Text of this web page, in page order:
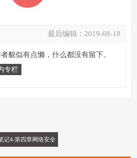
最后编辑： 2019-08-18
貌似有点懒，什么都没有留下。
专栏
记4-第四章网络安全